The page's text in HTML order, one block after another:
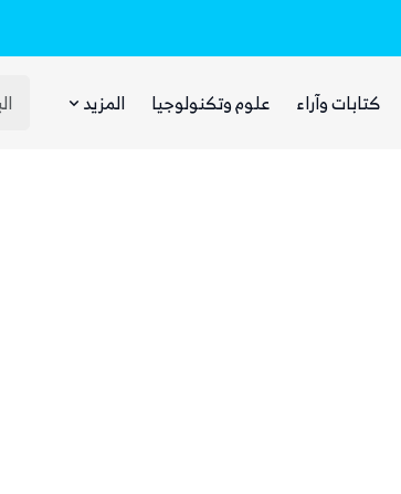
كتابات وآراء علوم وتكنولوجيا المزيد